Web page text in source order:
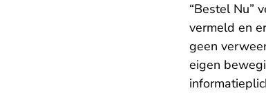
“Bestel Nu”
vermeld en
geen
eigen